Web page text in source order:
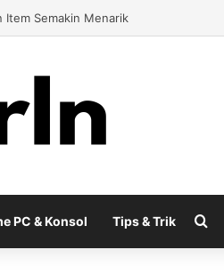
Lapangan Virtual
PC & Konsol Tips & Trik